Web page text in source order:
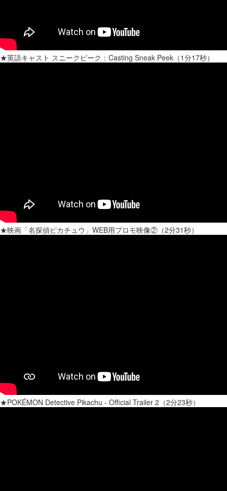
★英語キャスト スニークピーク：Casting Sneak Peek（1分17秒）
★映画「名探偵ピカチュウ」WEB用プロモ映像②（2分31秒）
★POKÉMON Detective Pikachu - Official Trailer 2（2分23秒）